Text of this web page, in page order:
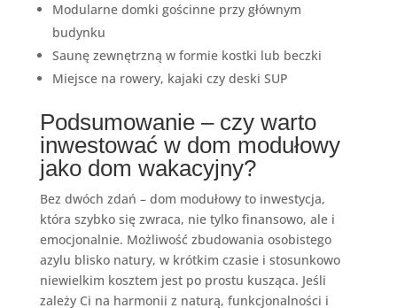
Modularne domki gościnne przy głównym
budynku
Saunę zewnętrzną w formie kostki lub beczki
Miejsce na rowery, kajaki czy deski SUP
Podsumowanie – czy warto
inwestować w dom modułowy
jako dom wakacyjny?
Bez dwóch zdań – dom modułowy to inwestycja,
która szybko się zwraca, nie tylko finansowo, ale i
emocjonalnie. Możliwość zbudowania osobistego
azylu blisko natury, w krótkim czasie i stosunkowo
niewielkim kosztem jest po prostu kusząca. Jeśli
zależy Ci na harmonii z naturą, funkcjonalności i